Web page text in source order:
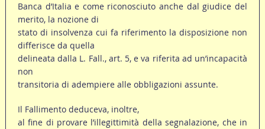
Banca d’Italia e come riconosciuto anche dal giudice del
merito, la nozione di
stato di insolvenza cui fa riferimento la disposizione non
differisce da quella
delineata dalla L. Fall., art. 5, e va riferita ad un’incapacità
non
transitoria di adempiere alle obbligazioni assunte.
Il Fallimento deduceva, inoltre,
al fine di provare l’illegittimità della segnalazione, che in